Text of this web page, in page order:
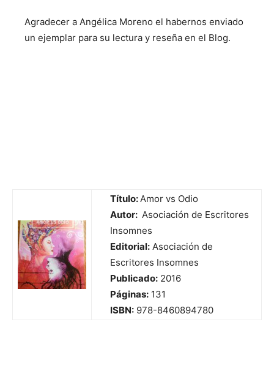
Agradecer a Angélica Moreno el habernos enviado
un ejemplar para su lectura y reseña en el Blog.
Título:Amor vs Odio
Autor: Asociación de Escritores
Insomnes
Editorial: Asociación de
Escritores Insomnes
Publicado: 2016
Páginas: 131
ISBN: 978-8460894780